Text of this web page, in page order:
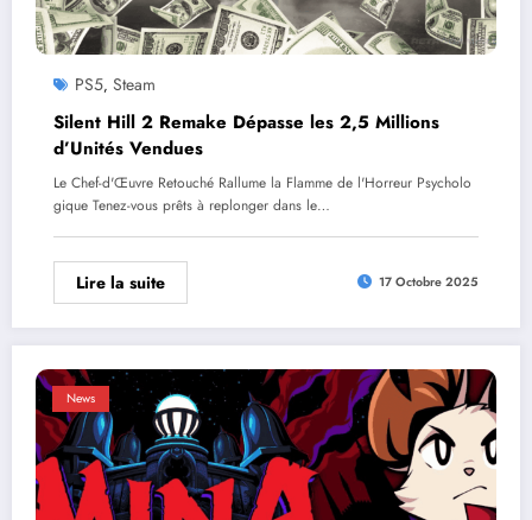
PS5, Steam
Silent Hill 2 Remake Dépasse les 2,5 Millions
d’Unités Vendues
Le Chef-d'Œuvre Retouché Rallume la Flamme de l'Horreur Psycholo
gique Tenez-vous prêts à replonger dans le…
Lire la suite 17 Octobre 2025
News